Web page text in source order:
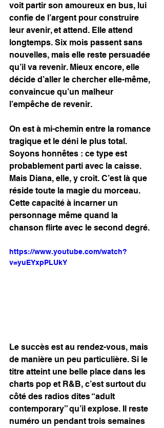
voit partir son amoureux en bus, lui
confie de l’argent pour construire
leur avenir, et attend. Elle attend
longtemps. Six mois passent sans
nouvelles, mais elle reste persuadée
qu’il va revenir. Mieux encore, elle
décide d’aller le chercher elle-même,
convaincue qu’un malheur
l’empêche de revenir.
On est à mi-chemin entre la romance
tragique et le déni le plus total.
Soyons honnêtes : ce type est
probablement parti avec la caisse.
Mais Diana, elle, y croit. C’est là que
réside toute la magie du morceau.
Cette capacité à incarner un
personnage même quand la
chanson flirte avec le second degré.
https://www.youtube.com/watch?
v=yuEYxpPLUkY
Le succès est au rendez-vous, mais
de manière un peu particulière. Si le
titre atteint une belle place dans les
charts pop et R&B, c’est surtout du
côté des radios dites “adult
contemporary” qu’il explose. Il reste
numéro un pendant trois semaines